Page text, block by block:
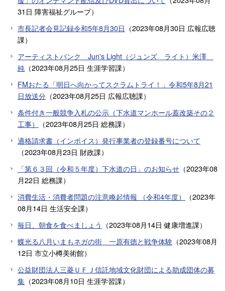
31日 障害福祉グループ）
市長記者会見記録令和5年8月30日 （2023年08月30日 広報広聴
課）
アーティストバンク Jun's Light（ジュンズ ライト）米澤
純 （2023年08月25日 生涯学習課）
FMおたる「明日へ向かってスクラムトライ！」令和5年8月21
日放送分 （2023年08月25日 広報広聴課）
条件付き一般競争入札の公示（下水道マンホール蓋改築その２
工事）
（2023年08月25日 総務課）
適格請求書（インボイス）発行事業者の登録番号について
（2023年08月23日 財政課）
「第６３回（令和５年度）下水道の日」のお知らせ （2023年08
月22日 総務課）
消費生活・消費者問題の注意喚起情報 （令和4年度）
（2023年
08月14日 生活安全課）
毎日、朝食を食べましょう （2023年08月14日 健康増進課）
蝶光る八月いまもネガの街 一原有徳と戦争体験 （2023年08月
12日 市立小樽美術館）
公益財団法人三菱ＵＦＪ信託地域文化財団による助成団体の募
集 （2023年08月10日 生涯学習課）